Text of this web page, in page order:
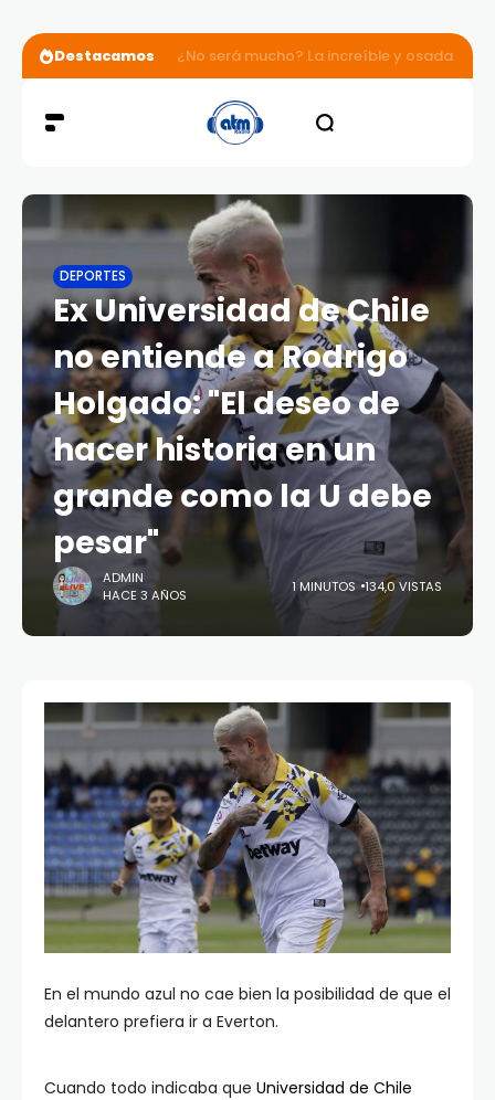
Destacamos ¿No será mucho? La increíble y osada
DEPORTES
Ex Universidad de Chile
no entiende a Rodrigo
Holgado: "El deseo de
hacer historia en un
grande como la U debe
pesar"
ADMIN
HACE 3 AÑOS
1 MINUTOS 134,0 VISTAS
En el mundo azul no cae bien la posibilidad de que el
delantero prefiera ir a Everton.
Cuando todo indicaba que Universidad de Chile